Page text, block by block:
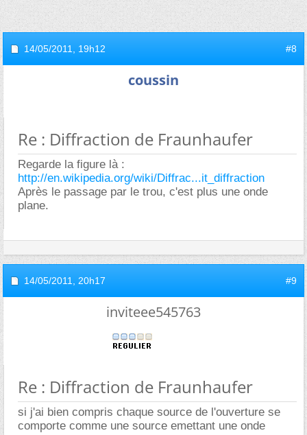
14/05/2011, 19h12 #8
coussin
Re : Diffraction de Fraunhaufer
Regarde la figure là :
http://en.wikipedia.org/wiki/Diffrac...it_diffraction
Après le passage par le trou, c'est plus une onde
plane.
14/05/2011, 20h17 #9
inviteee545763
Re : Diffraction de Fraunhaufer
si j'ai bien compris chaque source de l'ouverture se
comporte comme une source emettant une onde